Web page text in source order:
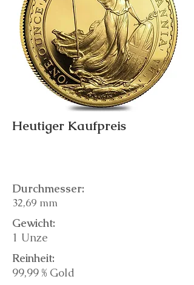
Heutiger Kaufpreis
Durchmesser:
32,69 mm
Gewicht:
1 Unze
Reinheit:
99,99 % Gold